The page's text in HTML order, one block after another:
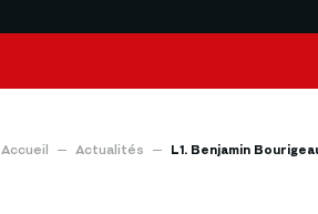
Accueil Actualités L1. Benjamin